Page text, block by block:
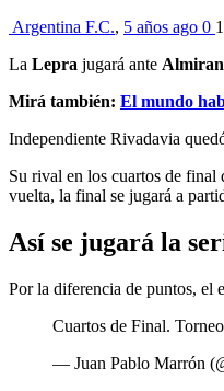
Argentina F.C., 5 años ago 0
La Lepra jugará ante
Mirá también: El mundo
Independiente Rivadavia
Su rival en los cuartos de
vuelta, la final se jugará a
Así se jugará la
Por la diferencia de puntos, el
Cuartos de Final.
— Juan Pablo Marrón